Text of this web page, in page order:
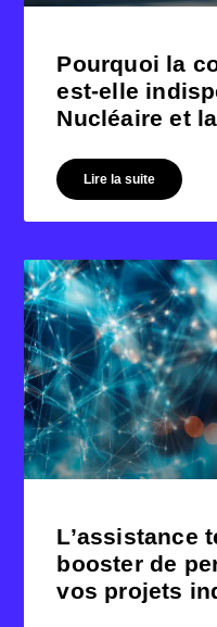
Pourquoi la
est-elle
Nucléaire et
Lire la suite
L’assistance
booster de
vos projets